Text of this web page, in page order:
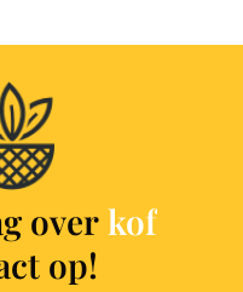
over kof
op!